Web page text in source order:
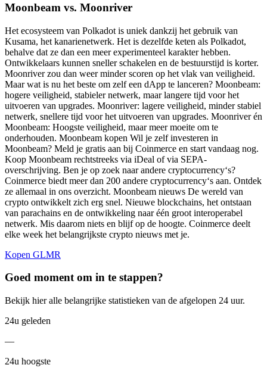
Moonbeam vs. Moonriver
Het ecosysteem van Polkadot is uniek dankzij het gebruik van
Kusama, het kanarienetwerk. Het is dezelfde keten als Polkadot,
behalve dat ze dan een meer experimenteel karakter hebben.
Ontwikkelaars kunnen sneller schakelen en de bestuurstijd is korter.
Moonriver zou dan weer minder scoren op het vlak van veiligheid.
Maar wat is nu het beste om zelf een dApp te lanceren? Moonbeam:
hogere veiligheid, stabieler netwerk, maar langere tijd voor het
uitvoeren van upgrades. Moonriver: lagere veiligheid, minder stabiel
netwerk, snellere tijd voor het uitvoeren van upgrades. Moonriver én
Moonbeam: Hoogste veiligheid, maar meer moeite om te
onderhouden. Moonbeam kopen Wil je zelf investeren in
Moonbeam? Meld je gratis aan bij Coinmerce en start vandaag nog.
Koop Moonbeam rechtstreeks via iDeal of via SEPA-
overschrijving. Ben je op zoek naar andere cryptocurrency‘s?
Coinmerce biedt meer dan 200 andere cryptocurrency‘s aan. Ontdek
ze allemaal in ons overzicht. Moonbeam nieuws De wereld van
crypto ontwikkelt zich erg snel. Nieuwe blockchains, het ontstaan
van parachains en de ontwikkeling naar één groot interoperabel
netwerk. Mis daarom niets en blijf op de hoogte. Coinmerce deelt
elke week het belangrijkste crypto nieuws met je.
Kopen GLMR
Goed moment om in te stappen?
Bekijk hier alle belangrijke statistieken van de afgelopen 24 uur.
24u geleden
—
24u hoogste